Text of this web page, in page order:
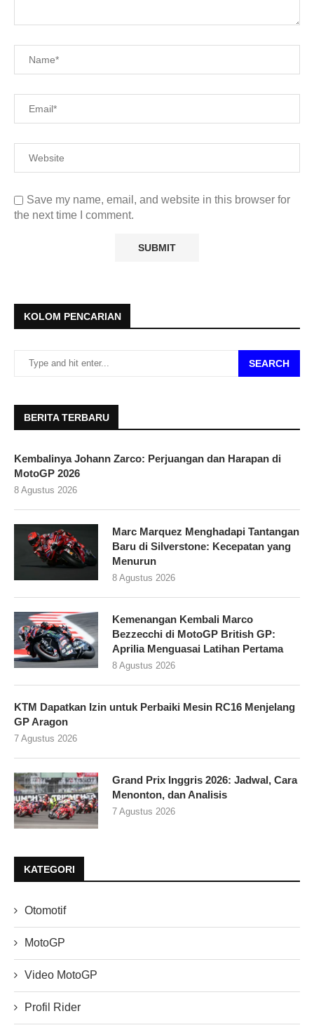
Save my name, email, and website in this browser for
the next time I comment.
KOLOM PENCARIAN
SEARCH
BERITA TERBARU
Kembalinya Johann Zarco: Perjuangan dan Harapan di
MotoGP 2026
8 Agustus 2026
Marc Marquez Menghadapi Tantangan
Baru di Silverstone: Kecepatan yang
Menurun
8 Agustus 2026
Kemenangan Kembali Marco
Bezzecchi di MotoGP British GP:
Aprilia Menguasai Latihan Pertama
8 Agustus 2026
KTM Dapatkan Izin untuk Perbaiki Mesin RC16 Menjelang
GP Aragon
7 Agustus 2026
Grand Prix Inggris 2026: Jadwal, Cara
Menonton, dan Analisis
7 Agustus 2026
KATEGORI
Otomotif
MotoGP
Video MotoGP
Profil Rider